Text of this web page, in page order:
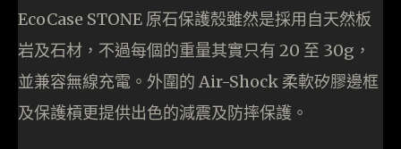
EcoCase STONE 原石保護殼雖然是採用自天然板
岩及石材，不過每個的重量其實只有 20 至 30g，
並兼容無線充電。外圍的 Air-Shock 柔軟矽膠邊框
及保護槓更提供出色的減震及防摔保護。